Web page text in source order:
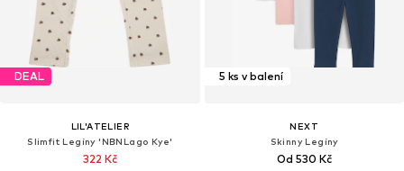
DEAL
LIL'ATELIER
Slimfit Legíny 'NBNLago Kye'
322 Kč
5 ks v balení
NEXT
Skinny Legíny
Od 530 Kč